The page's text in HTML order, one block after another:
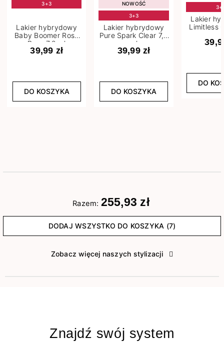
3+3
Lakier hybrydowy
Baby Boomer Rose
Base 7,2 ml
39,99 zł
DO KOSZYKA
NOWOŚĆ
3+3
Lakier hybrydowy
Pure Spark Clear 7,2
ml
39,99 zł
DO KOSZYKA
Lakier
Limitless
DO
Razem: 255,93 zł
DODAJ WSZYSTKO DO KOSZYKA (7)
Zobacz więcej naszych stylizacji
Znajdź swój system